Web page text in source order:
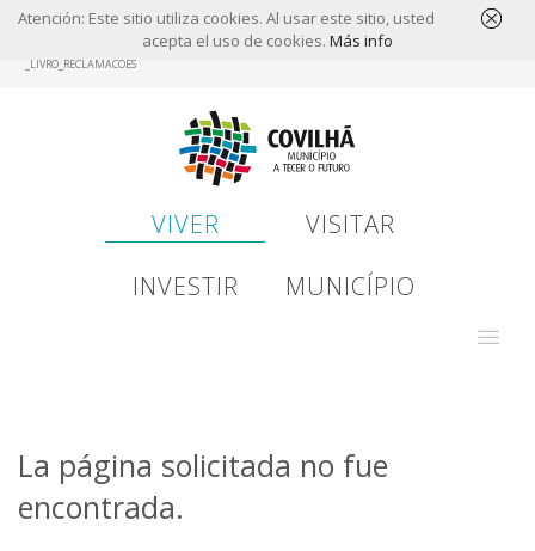
Atención: Este sitio utiliza cookies. Al usar este sitio, usted
acepta el uso de cookies. Más info
_LIVRO_RECLAMACOES
VIVER
VISITAR
INVESTIR
MUNICÍPIO
La página solicitada no fue
encontrada.